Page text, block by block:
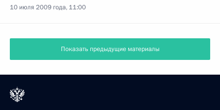
10 июля 2009 года, 11:00
Показать предыдущие материалы